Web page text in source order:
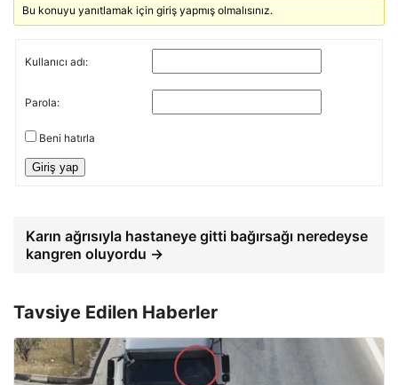
Bu konuyu yanıtlamak için giriş yapmış olmalısınız.
Kullanıcı adı:
Parola:
Beni hatırla
Giriş yap
Karın ağrısıyla hastaneye gitti bağırsağı neredeyse
kangren oluyordu →
Tavsiye Edilen Haberler